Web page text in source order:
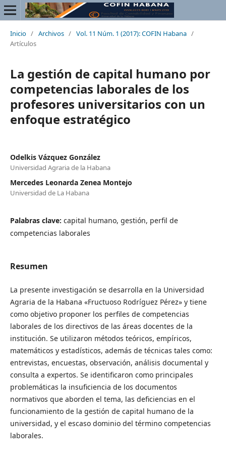
Inicio / Archivos / Vol. 11 Núm. 1 (2017): COFIN Habana /
Artículos
La gestión de capital humano por
competencias laborales de los
profesores universitarios con un
enfoque estratégico
Odelkis Vázquez González
Universidad Agraria de la Habana
Mercedes Leonarda Zenea Montejo
Universidad de La Habana
Palabras clave: capital humano, gestión, perfil de
competencias laborales
Resumen
La presente investigación se desarrolla en la Universidad
Agraria de la Habana «Fructuoso Rodríguez Pérez» y tiene
como objetivo proponer los perfiles de competencias
laborales de los directivos de las áreas docentes de la
institución. Se utilizaron métodos teóricos, empíricos,
matemáticos y estadísticos, además de técnicas tales como:
entrevistas, encuestas, observación, análisis documental y
consulta a expertos. Se identificaron como principales
problemáticas la insuficiencia de los documentos
normativos que aborden el tema, las deficiencias en el
funcionamiento de la gestión de capital humano de la
universidad, y el escaso dominio del término competencias
laborales.